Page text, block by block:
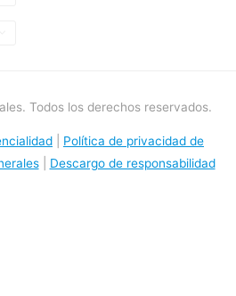
Todos los derechos reservados.
Política de privacidad de
| Descargo de responsabilidad